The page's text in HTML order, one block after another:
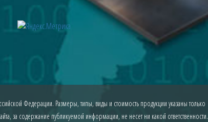
Федерации. Размеры, типы, виды и стоимость продукции указаны только
за содержание публикуемой информации, не несет ни какой ответственности.